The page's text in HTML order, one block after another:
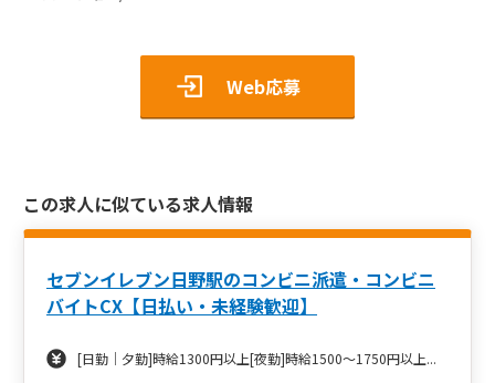
Web応募
この求人に似ている求人情報
セブンイレブン日野駅のコンビニ派遣・コンビニ
バイトCX【日払い・未経験歓迎】
[日勤｜夕勤]時給1300円以上[夜勤]時給1500～1750円以上...